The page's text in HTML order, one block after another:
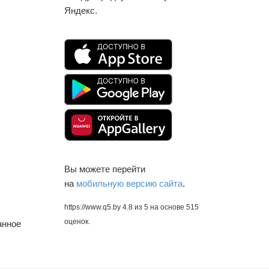
Яндекс.
Вы можете перейти
на мобильную версию сайта.
https://www.q5.by 4.8 из 5 на основе 515
оценок.